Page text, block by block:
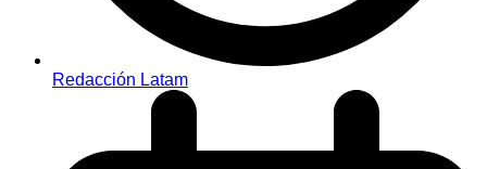
Redacción Latam